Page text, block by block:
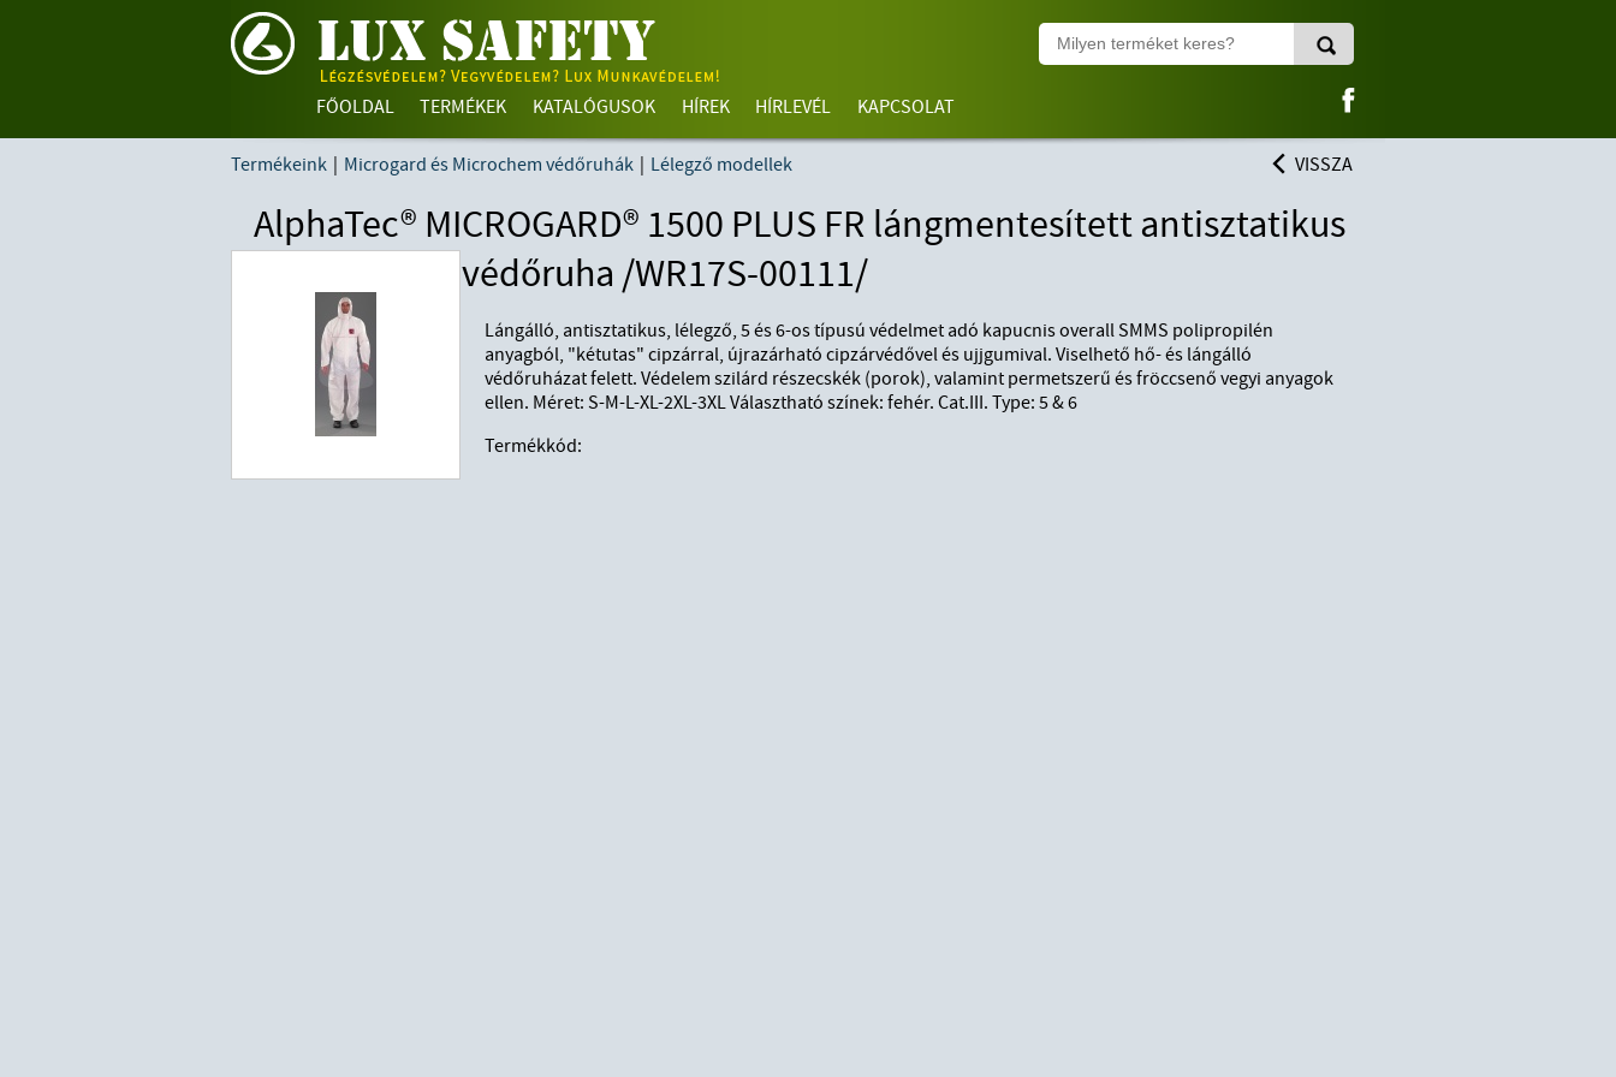
FŐOLDAL TERMÉKEK KATALÓGUSOK HÍREK HÍRLEVÉL KAPCSOLAT
Termékeink | Microgard és Microchem védőruhák | Lélegző modellek VISSZA
AlphaTec® MICROGARD® 1500 PLUS FR lángmentesített antisztatikus
védőruha /WR17S-00111/
Lángálló, antisztatikus, lélegző, 5 és 6-os típusú védelmet adó kapucnis overall SMMS polipropilén
anyagból, "kétutas" cipzárral, újrazárható cipzárvédővel és ujjgumival. Viselhető hő- és lángálló
védőruházat felett. Védelem szilárd részecskék (porok), valamint permetszerű és fröccsenő vegyi anyagok
ellen. Méret: S-M-L-XL-2XL-3XL Választható színek: fehér. Cat.III. Type: 5 & 6
Termékkód: